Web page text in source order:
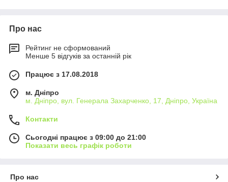
Про нас
Рейтинг не сформований
Менше 5 відгуків за останній рік
Працює з 17.08.2018
м. Дніпро
м. Дніпро, вул. Генерала Захарченко, 17, Дніпро, Україна
Контакти
Сьогодні працює з 09:00 до 21:00
Показати весь графік роботи
Про нас